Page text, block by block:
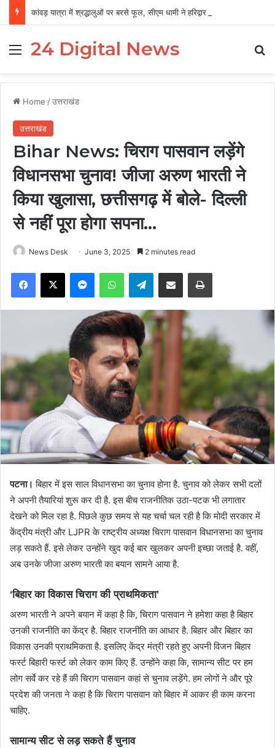
कांवड़ यात्रा में श्रद्धालुओं पर बरसे फूल, सीएम धामी ने हरिद्वार में किया स्वागत
Menu
24 Digital News
Home /उत्तराखंड
उत्तराखंड
Bihar News: चिराग पासवान लड़ेंगे
विधानसभा चुनाव! जीजा अरुण भारती ने
किया खुलासा, छत्तीसगढ़ में बोले- दिल्ली
से नहीं पूरा होगा सपना…
News Desk June 3, 2025 2 minutes read
Facebook
X MessengerWhatsAppTelegramShare via Email Print
पटना। बिहार में इस साल विधानसभा का चुनाव होना है. चुनाव को लेकर सभी दलों
ने अपनी तैयारियां शुरू कर दी है. इस बीच राजनीतिक उठा-पटक भी लगातार
देखने को मिल रहा है. पिछले कुछ समय से यह चर्चा चल रही है कि मोदी सरकार में
केंद्रीय मंत्री और LJPR के राष्ट्रीय अध्यक्ष चिराग पासवान विधानसभा का चुनाव
लड़ सकते हैं. इसे लेकर उन्होंने खुद कई बार खुलकर अपनी इच्छा जताई है. वहीं,
अब उनके जीजा अरुण भारती का बयान सामने आया है.
‘बिहार का विकास चिराग की प्राथमिकता’
अरुण भारती ने अपने बयान में कहा है कि, चिराग पासवान ने हमेशा कहा है बिहार
उनकी राजनीति का केंद्र है. बिहार राजनीति का आधार है. बिहार और बिहार का
विकास उनकी प्राथमिकता है. इसलिए केंद्र मंत्री रहते हुए अपनी विजन बिहार
फर्स्ट बिहारी फर्स्ट को लेकर काम किए हैं. उन्होंने कहा कि, सामान्य सीट पर हम
लोग सर्वे कर रहे हैं की चिराग पासवान कहां से चुनाव लड़ेंगे. हम लोगों ने और पूरे
प्रदेश की जनता ने कहा है कि चिराग पासवान को बिहार में आकर ही काम करना
चाहिए.
सामान्य सीट से लड़ सकते हैं चुनाव